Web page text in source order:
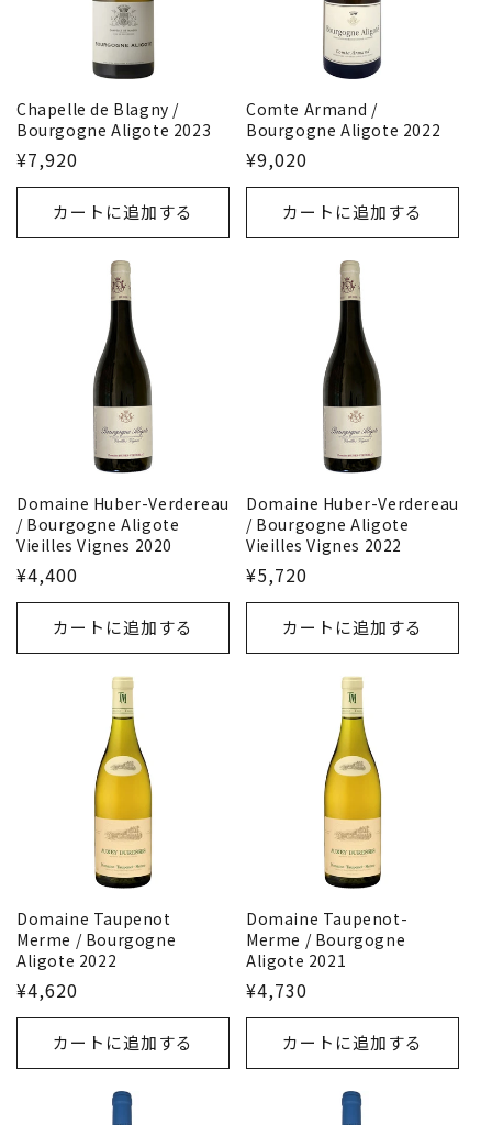
Chapelle de Blagny /
Bourgogne Aligote 2023
¥7,920
カートに追加する
Comte Armand /
Bourgogne Aligote 2022
¥9,020
カートに追加する
Domaine Huber-Verdereau
/ Bourgogne Aligote
Vieilles Vignes 2020
¥4,400
カートに追加する
Domaine Huber-Verdereau
/ Bourgogne Aligote
Vieilles Vignes 2022
¥5,720
カートに追加する
Domaine Taupenot
Merme / Bourgogne
Aligote 2022
¥4,620
カートに追加する
Domaine Taupenot-
Merme / Bourgogne
Aligote 2021
¥4,730
カートに追加する